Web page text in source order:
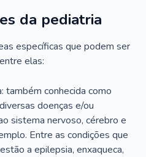
da pediatria
específicas que podem ser
elas:
também conhecida como
doenças e/ou
sistema nervoso, cérebro e
Entre as condições que
a epilepsia, enxaqueca,